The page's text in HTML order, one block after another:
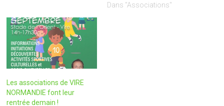
Dans "Associations"
Les associations de VIRE
NORMANDIE font leur
rentrée demain !